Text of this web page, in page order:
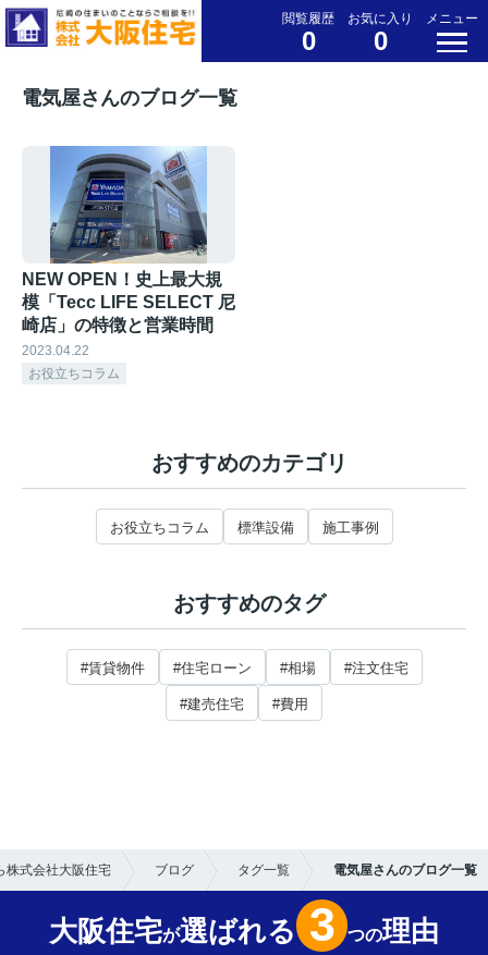
閲覧履歴
0
お気に入り
0
メニュー
電気屋さんのブログ一覧
NEW OPEN！史上最大規
模「Tecc LIFE SELECT 尼
崎店」の特徴と営業時間
2023.04.22
お役立ちコラム
おすすめのカテゴリ
お役立ちコラム 標準設備 施工事例
おすすめのタグ
#賃貸物件 #住宅ローン #相場 #注文住宅
#建売住宅 #費用
株式会社大阪住宅 ブログ タグ一覧 電気屋さんのブログ一覧
大阪住宅が選ばれる 3 つの理由